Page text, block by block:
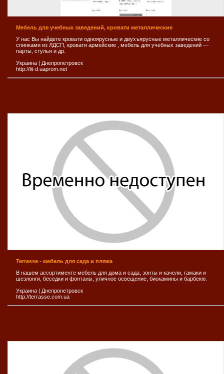
Мебель для учебных заведений, кровати металлические
У нас Вы найдете кровати одноярусные и двухъярусные металлические со
спинками из ЛДСП, кровати армейские , мебель для учебных заведений —
парты, стулья и др.
Украина
Днепропетровск
http://lit-d.uaprom.net
Terrasse - мебель для сада и пляжа
В нашем ассортименте мебель для дома и сада, зонты и качели, гамаки и
шезлонги, беседки и фонтаны, уличное освещение, биокамины и барбекю.
Украина
Днепропетровск
http://terrasse.com.ua